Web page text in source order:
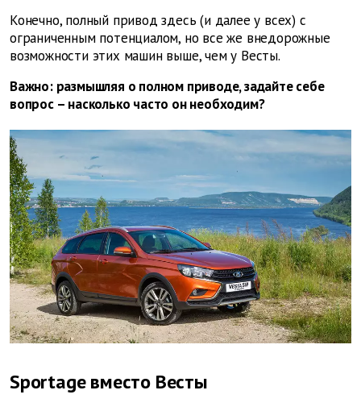
Конечно, полный привод здесь (и далее у всех) с
ограниченным потенциалом, но все же внедорожные
возможности этих машин выше, чем у Весты.
Важно: размышляя о полном приводе, задайте себе
вопрос – насколько часто он необходим?
Sportage вместо Весты